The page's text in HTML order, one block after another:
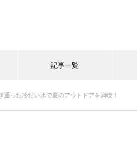
記事一覧
通った冷たい水で夏のアウトドアを満喫！